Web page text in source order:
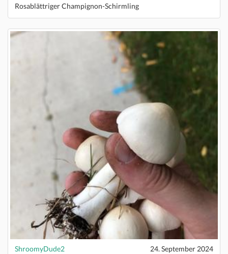
Rosablättriger Champignon-Schirmling
ShroomyDude2
24. September 2024